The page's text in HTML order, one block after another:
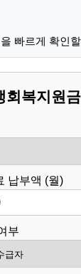
을 빠르게 확인
회복지원
납부액 (월)
부